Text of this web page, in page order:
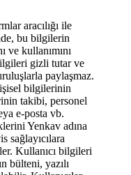
aracılığı ile
bu bilgilerin
ve kullanımını
gizli tutar ve
paylaşmaz.
bilgilerinin
takibi, personel
e-posta vb.
Yenkav adına
sağlayıcılara
Kullanıcı bilgileri
bülteni, yazılı